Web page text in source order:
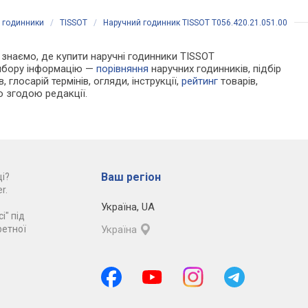
годинники / TISSOT / Наручний годинник TISSOT T056.420.21.051.00
де купити наручні годинники TISSOT
інформацію —порівняння наручних годинників, підбір
термінів, огляди, інструкції,рейтинг товарів,
згодою редакції.
під
Ваш регіон
Україна, UA
Україна